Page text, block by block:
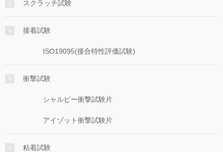
スクラッチ試験
接着試験
ISO19095(接合特性評価試験)
衝撃試験
シャルピー衝撃試験片
アイゾット衝撃試験片
粘着試験